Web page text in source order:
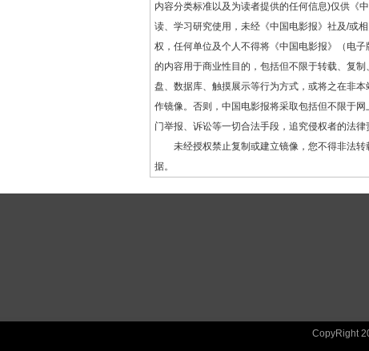
内容分类标准以及为读者提供的任何信息)仅供《
读、学习研究使用，未经《中国电影报》社及/或
权，任何单位及个人不得将《中国电影报》（电
的内容用于商业性目的，包括但不限于转载、复制
盘、数据库、触摸展示等行为方式，或将之在非
作镜像。否则，中国电影报将采取包括但不限于
门举报、诉讼等一切合法手段，追究侵权者的法律
未经授权禁止复制或建立镜像，您不得非法转
据。
CopyRight